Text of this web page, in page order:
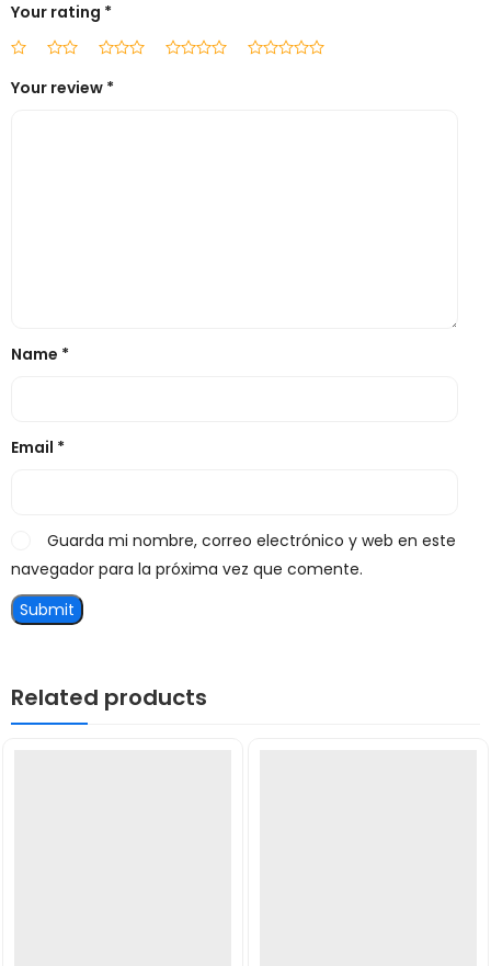
Your rating *
Your review *
Name *
Email *
Guarda mi nombre, correo electrónico y web en este
navegador para la próxima vez que comente.
Related products